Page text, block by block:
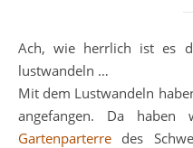
Ach, wie herrlich ist es doch in einem Schlosspark zu
lustwandeln …
Mit dem Lustwandeln
angefangen. Da
Gartenparterre des